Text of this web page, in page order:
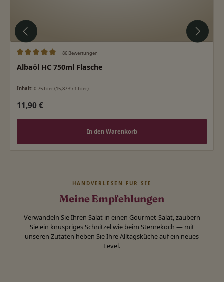
86 Bewertungen
Albaöl HC 750ml Flasche
Inhalt: 0.75 Liter(15,87 € / 1 Liter)
Regulärer Preis:
11,90 €
In den Warenkorb
Meine Empfehlungen
HANDVERLESEN FÜR SIE
Verwandeln Sie Ihren Salat in einen Gourmet-Salat, zaubern
Sie ein knuspriges Schnitzel wie beim Sternekoch — mit
unseren Zutaten heben Sie Ihre Alltagsküche auf ein neues
Level.